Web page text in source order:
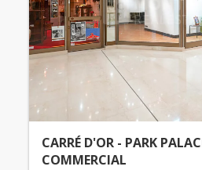
CARRÉ D'OR - PARK
COMMERCIAL